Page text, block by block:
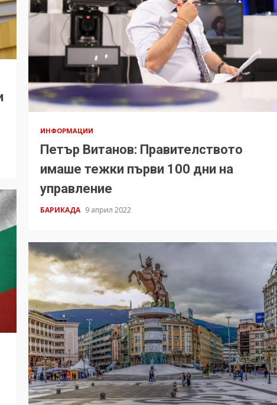
ИНФОРМАЦИИ
Петър Витанов: Правителството
имаше тежки първи 100 дни на
управление
БАРИКАДА 9 април 2022